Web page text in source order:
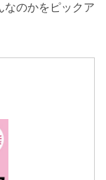
なのかをピックア